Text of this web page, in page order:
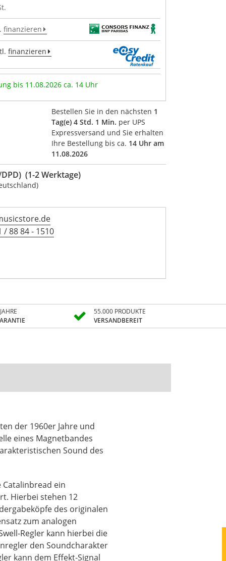
finanzieren
finanzieren
bis 11.08.2026 ca. 14 Uhr
Bestellen Sie in den nächsten 1
Tag(e) 4 Std. 1 Min. per UPS
Expressversand und Sie erhalten
Ihre Bestellung bis ca. 14 Uhr am
11.08.2026
(1-2 Werktage)
/ 88 84 - 1510
55.000 PRODUKTE
VERSANDBEREIT
der 1960er Jahre und
eines Magnetbandes
Sound des
ein
Hierbei stehen 12
des originalen
zum analogen
Regler kann hierbei die
den Soundcharakter
kann dem Effekt-Signal